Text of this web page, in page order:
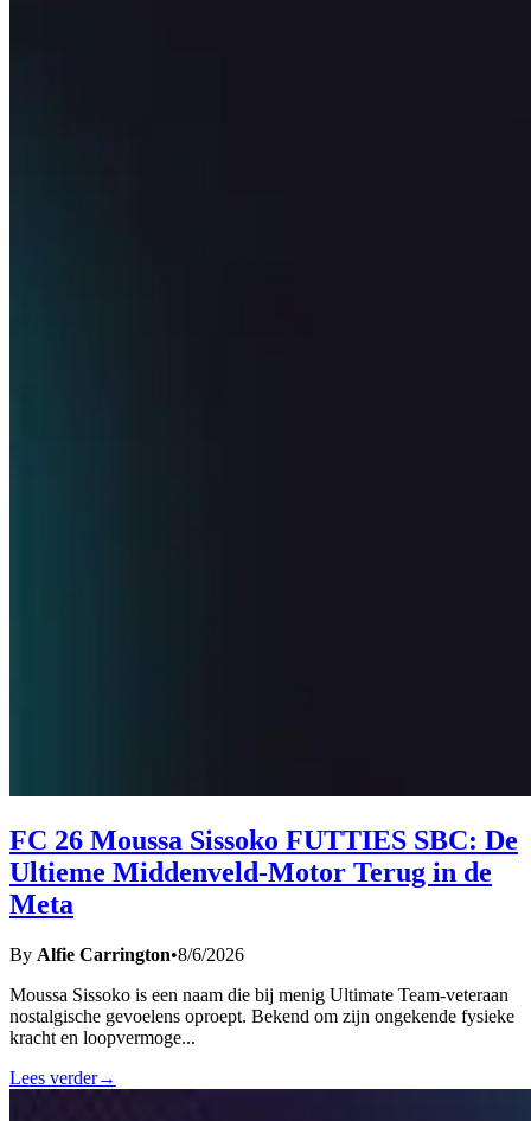
FC 26 Moussa Sissoko FUTTIES SBC: De
Ultieme Middenveld-Motor Terug in de
Meta
By Alfie Carrington•8/6/2026
Moussa Sissoko is een naam die bij menig Ultimate Team-veteraan
nostalgische gevoelens oproept. Bekend om zijn ongekende fysieke
kracht en loopvermoge...
Lees verder→